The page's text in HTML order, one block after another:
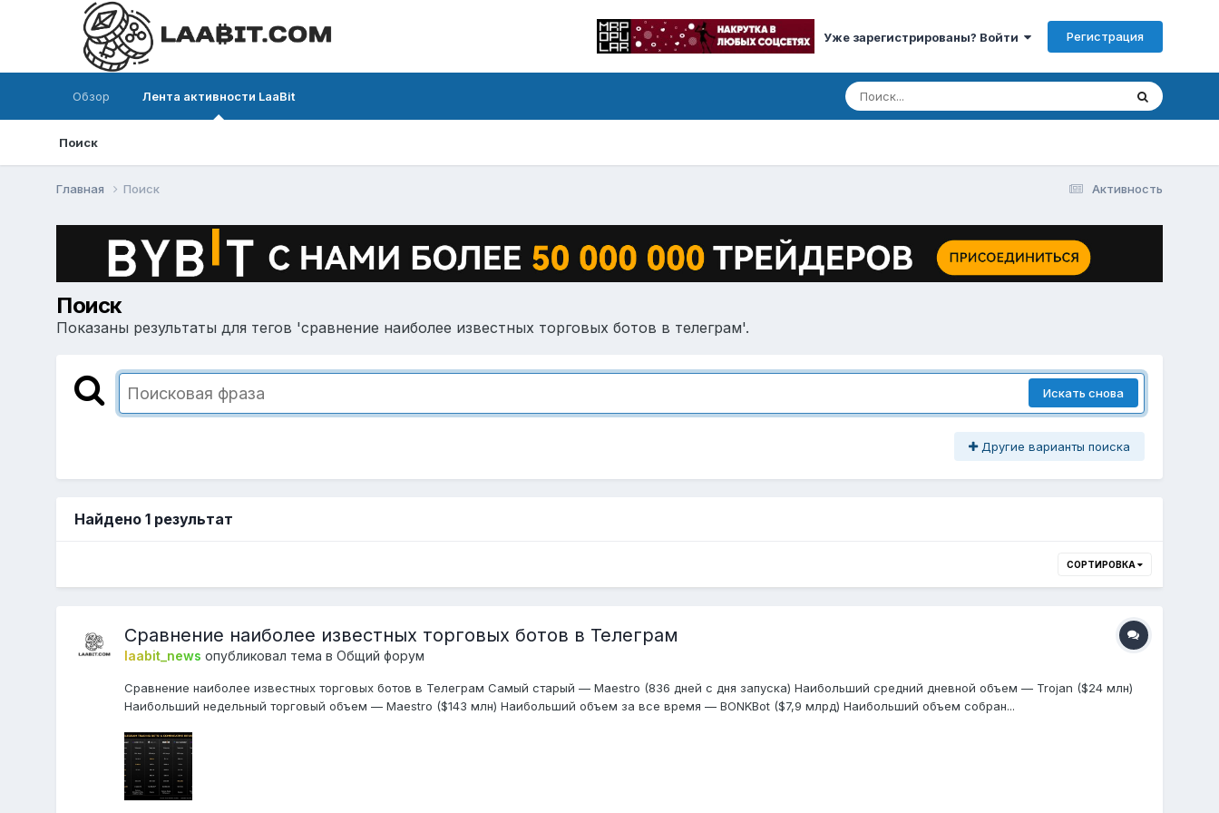
Уже зарегистрированы? Войти Регистрация
Обзор Лента активности LaaBit
Поиск
Активность
Главная Поиск
Поиск
Показаны результаты для тегов 'сравнение наиболее известных торговых ботов в телеграм'.
Искать снова
Другие варианты поиска
Найдено 1 результат
СОРТИРОВКА
Сравнение наиболее известных торговых ботов в Телеграм
laabit_news опубликовал тема вОбщий форум
Сравнение наиболее известных торговых ботов в Телеграм Самый старый — Maestro (836 дней с дня запуска) Наибольший средний дневной объем — Trojan ($24 млн)
Наибольший недельный торговый объем — Maestro ($143 млн) Наибольший объем за все время — BONKBot ($7,9 млрд) Наибольший объем собран...